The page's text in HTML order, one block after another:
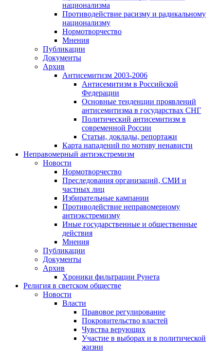
национализма
Противодействие расизму и радикальному
национализму
Нормотворчество
Мнения
Публикации
Документы
Архив
Антисемитизм 2003-2006
Антисемитизм в Российской
Федерации
Основные тенденции проявлений
антисемитизма в государствах СНГ
Политический антисемитизм в
современной России
Статьи, доклады, репортажи
Карта нападений по мотиву ненависти
Неправомерный антиэкстремизм
Новости
Нормотворчество
Преследования организаций, СМИ и
частных лиц
Избирательные кампании
Противодействие неправомерному
антиэкстремизму
Иные государственные и общественные
действия
Мнения
Публикации
Документы
Архив
Хроники фильтрации Рунета
Религия в светском обществе
Новости
Власти
Правовое регулирование
Покровительство властей
Чувства верующих
Участие в выборах и в политической
жизни